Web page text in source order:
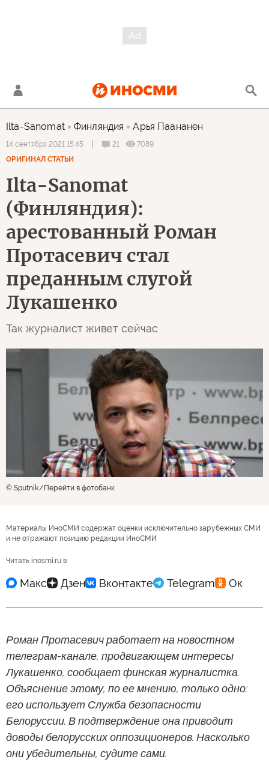
Ilta-Sanomat Финляндия Арья Паананен
14 сентября 2021 15:45 21
7089
ОРИГИНАЛ СТАТЬИ
Ilta-Sanomat
(Финляндия):
арестованный Роман
Протасевич стал
преданным слугой
Лукашенко
Так журналист живет сейчас
© Sputnik Перейти в фотобанк
Материалы ИноСМИ содержат оценки исключительно зарубежных СМИ
и не отражают позицию редакции ИноСМИ
Читать inosmi.ru в
Роман Протасевич работает на новостном
телеграм-канале, продвигающем интересы
Лукашенко, сообщает финская журналистка.
Объяснение этому, по ее мнению, только одно:
его использует Служба безопасности
Белоруссии. В подтверждение она приводит
доводы белорусских оппозиционеров. Насколько
они убедительны, судите сами.